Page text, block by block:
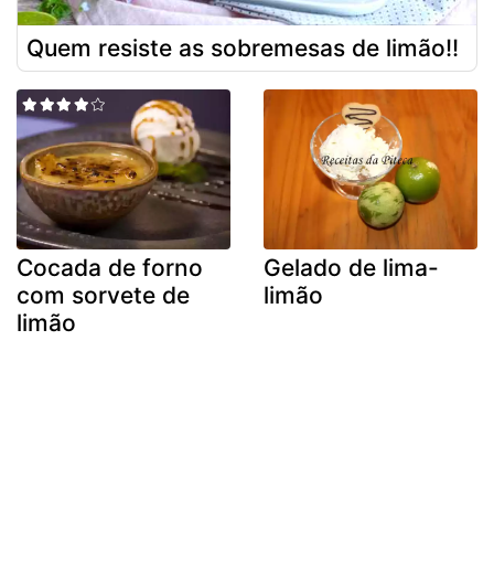
Quem resiste as sobremesas de limão!!
Cocada de forno
com sorvete de
limão
Gelado de lima-
limão